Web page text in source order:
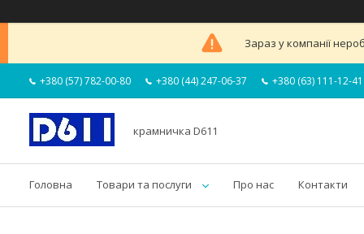
Зараз у компанії
+380 (57) 782-00-80 +380 (44) 247-06-37 +380 (63) 111-12-41
крамничка D611
Головна Товари та послуги Про нас Контакти